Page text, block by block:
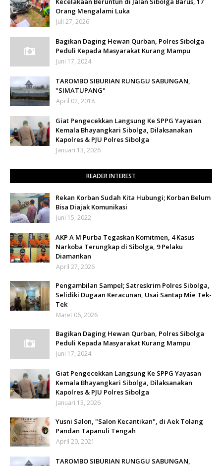
Orang Mengalami Luka
Juli 27, 2026
Bagikan Daging Hewan Qurban, Polres Sibolga
Peduli Kepada Masyarakat Kurang Mampu
Juni 17, 2024
TAROMBO SIBURIAN RUNGGU SABUNGAN,
"SIMATUPANG"
April 02, 2018
Giat Pengecekkan Langsung Ke SPPG Yayasan
Kemala Bhayangkari Sibolga, Dilaksanakan
Kapolres & PJU Polres Sibolga
Januari 13, 2026
READER INTEREST
Rekan Korban Sudah Kita Hubungi; Korban Belum
Bisa Diajak Komunikasi
Juni 15, 2022
AKP A M Purba Tegaskan Komitmen, 4 Kasus
Narkoba Terungkap di Sibolga, 9 Pelaku
Diamankan
April 27, 2026
Pengambilan Sampel; Satreskrim Polres Sibolga,
Selidiki Dugaan Keracunan, Usai Santap Mie Tek-
Tek
Maret 06, 2026
Bagikan Daging Hewan Qurban, Polres Sibolga
Peduli Kepada Masyarakat Kurang Mampu
Juni 17, 2024
Giat Pengecekkan Langsung Ke SPPG Yayasan
Kemala Bhayangkari Sibolga, Dilaksanakan
Kapolres & PJU Polres Sibolga
Januari 13, 2026
Yusni Salon, "Salon Kecantikan", di Aek Tolang
Pandan Tapanuli Tengah
April 20, 2021
TAROMBO SIBURIAN RUNGGU SABUNGAN,